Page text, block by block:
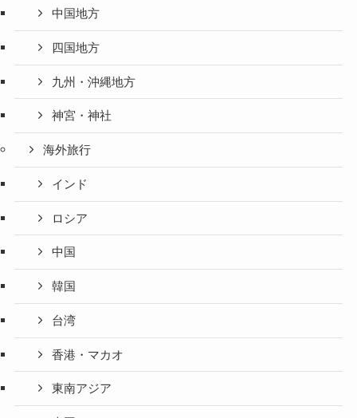
中国地方
四国地方
九州・沖縄地方
神宮・神社
海外旅行
インド
ロシア
中国
韓国
台湾
香港・マカオ
東南アジア